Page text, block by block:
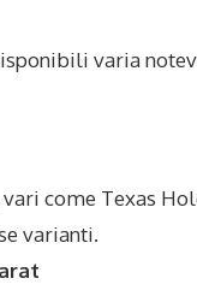
varia
vari come Texas
varianti.